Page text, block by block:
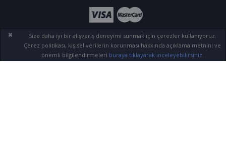
Size daha iyi bir alışveriş deneyimi sunmak için çerezler kullanıyoruz.
Çerez politikası, kişisel verilerin korunması hakkında açıklama metnini ve
önemli bilgilendirmeleri buraya tıklayarak inceleyebilirsiniz.
×